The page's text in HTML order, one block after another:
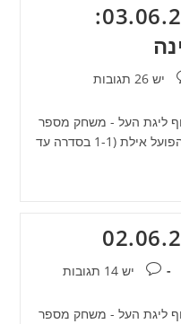
אירועי דיומא – 03.06.2018:
יש 26 תגובות
ליגת העל - משחק מספר
3 (הטוב מ-5) 19:00: הפועל חולון - הפועל אילת (1-1 בסדרה עד
תגובות:
יש 14 תגובות
ליגת העל - משחק מספר